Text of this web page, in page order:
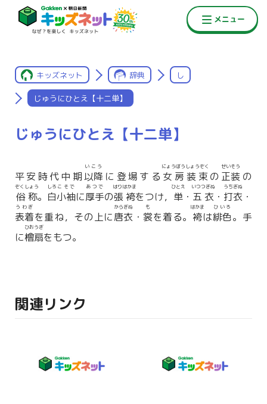
キッズネット 辞典 し
じゅうにひとえ【十二単】
じゅうにひとえ【十二単】
平安時代中期以降
いこう
に登場する 女房装束
にょうぼうしょうぞく
の 正装
せいそう
の
俗称
ぞくしょう
。 白
しろ
小袖
こそで
に厚手
あつで
の張袴
はりはかま
をつけ， 単
ひとえ
・ 五衣
いつつぎぬ
・ 打衣
うちぎぬ
・
表着
うわぎ
を重ね，その上に唐衣
からぎぬ
・ 裳
も
を着る。 袴
はかま
は緋色
ひいろ
。手
に檜扇
ひおうぎ
をもつ。
関連リンク